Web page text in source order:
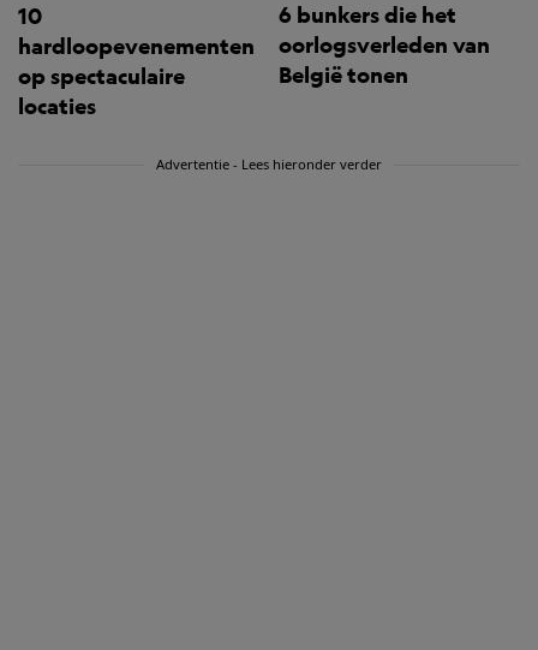
10
hardloopevenementen
op spectaculaire
locaties
6 bunkers die het
oorlogsverleden van
België tonen
Advertentie - Lees hieronder verder